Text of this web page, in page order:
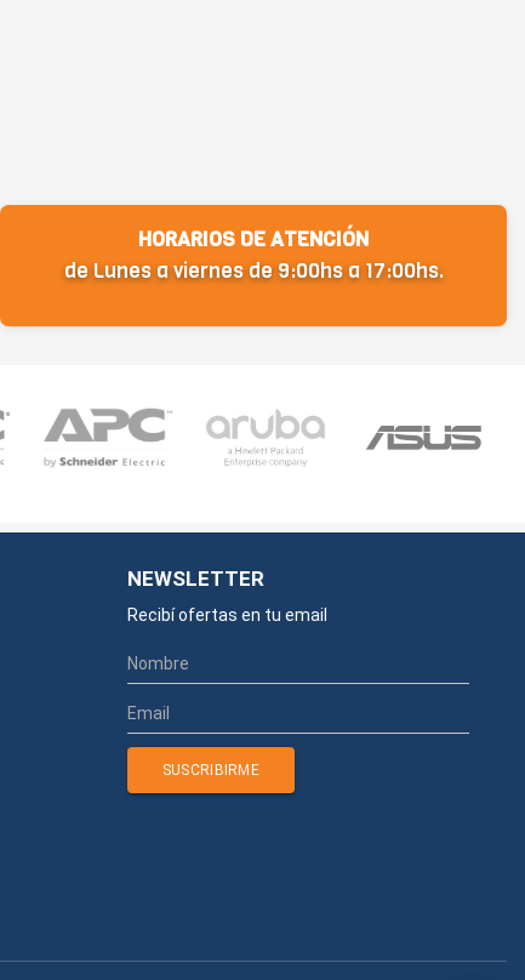
HORARIOS DE ATENCIÓN
de Lunes a viernes de 9:00hs a 17:00hs.
NEWSLETTER
Recibí ofertas en tu email